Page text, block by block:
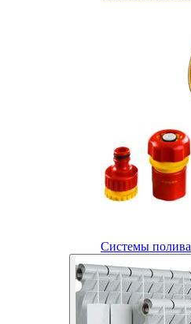
Системы полива